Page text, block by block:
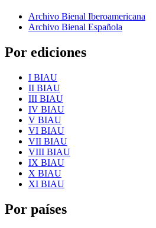
Archivo Bienal Iberoamericana
Archivo Bienal Española
Por ediciones
I BIAU
II BIAU
III BIAU
IV BIAU
V BIAU
VI BIAU
VII BIAU
VIII BIAU
IX BIAU
X BIAU
XI BIAU
Por países